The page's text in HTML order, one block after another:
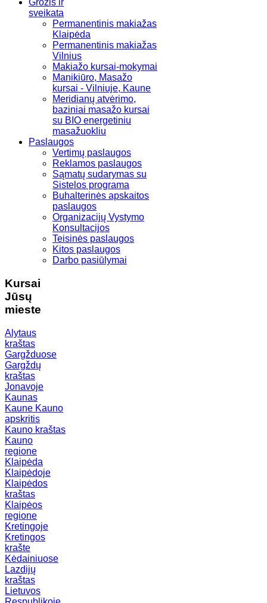
Grožis ir
sveikata
Permanentinis makiažas
Klaipėda
Permanentinis makiažas
Vilnius
Makiažo kursai-mokymai
Manikiūro, Masažo
kursai - Vilniuje, Kaune
Meridianų atvėrimo,
baziniai masažo kursai
su BIO energetiniu
masažuokliu
Paslaugos
Vertimų paslaugos
Reklamos paslaugos
Sąmatų sudarymas su
Sistelos programa
Buhalterinės apskaitos
paslaugos
Organizacijų Vystymo
Konsultacijos
Teisinės paslaugos
Kitos paslaugos
Darbo pasiūlymai
Kursai
Jūsų
mieste
Alytaus
kraštas
Gargžduose
Gargždų
kraštas
Jonavoje
Kaunas
Kaune Kauno
apskritis
Kauno kraštas
Kauno
regione
Klaipėda
Klaipėdoje
Klaipėdos
kraštas
Klaipėos
regione
Kretingoje
Kretingos
krašte
Kėdainiuose
Lazdijų
kraštas
Lietuvos